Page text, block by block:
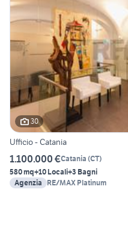
30
Ufficio - Catania
1.100.000 €Catania (CT)
580 mq+10 Locali+3 Bagni
Agenzia
RE/MAX Platinum